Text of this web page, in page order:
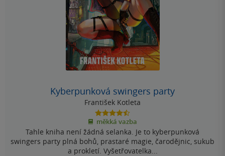
Kyberpunková swingers party
František Kotleta
4.5
z
5
hvězdiček
měkká vazba
Tahle kniha není žádná selanka. Je to kyberpunková
swingers party plná bohů, prastaré magie, čarodějnic, sukub
a prokletí. Vyšetřovatelka...